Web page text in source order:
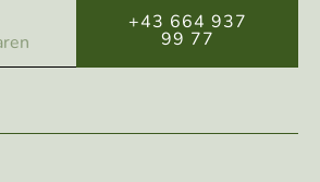
+43 664 937
99 77